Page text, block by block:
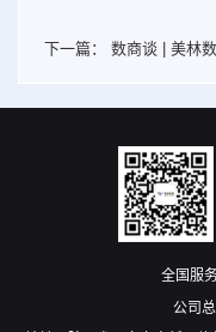
下一篇： 数商谈 | 美林
全国服
公司总